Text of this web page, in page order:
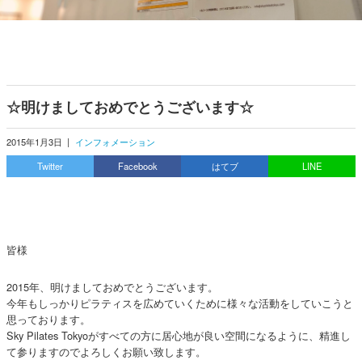
☆明けましておめでとうございます☆
2015年1月3日 | インフォメーション
Twitter
Facebook はてブ LINE
皆様
2015年、明けましておめでとうございます。
今年もしっかりピラティスを広めていくために様々な活動をしていこうと
思っております。
Sky Pilates Tokyoがすべての方に居心地が良い空間になるように、精進し
て参りますのでよろしくお願い致します。